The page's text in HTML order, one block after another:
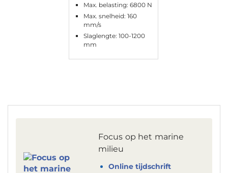
Max. belasting: 6800 N
Max. snelheid: 160
mm/s
Slaglengte: 100-1200
mm
Focus op het marine
milieu
Online tijdschrift